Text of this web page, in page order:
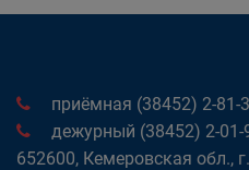
приёмная (38452) 2-81-
дежурный (38452) 2-01-
652600, Кемеровская обл.,